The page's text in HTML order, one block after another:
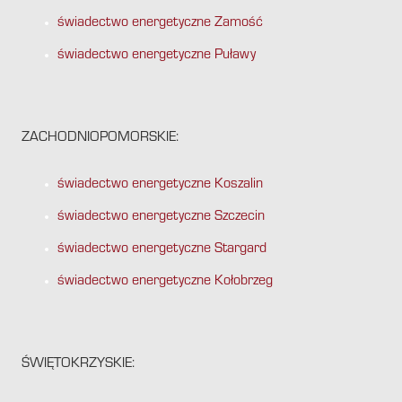
świadectwo energetyczne Zamość
świadectwo energetyczne Puławy
ZACHODNIOPOMORSKIE:
świadectwo energetyczne Koszalin
świadectwo energetyczne Szczecin
świadectwo energetyczne Stargard
świadectwo energetyczne Kołobrzeg
ŚWIĘTOKRZYSKIE: